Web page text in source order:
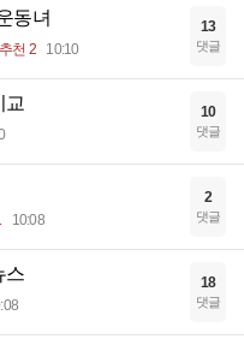
동녀
추천 2 10:10
13
댓글
교 10
댓글
10:08
2
댓글
스 18
댓글